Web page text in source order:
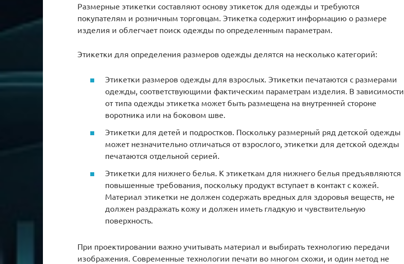
Размерные этикетки составляют основу этикеток для одежды и требуются
покупателям и розничным торговцам. Этикетка содержит информацию о размере
изделия и облегчает поиск одежды по определенным параметрам.
Этикетки для определения размеров одежды делятся на несколько категорий:
Этикетки размеров одежды для взрослых. Этикетки печатаются с размерами
одежды, соответствующими фактическим параметрам изделия. В зависимости
от типа одежды этикетка может быть размещена на внутренней стороне
воротника или на боковом шве.
Этикетки для детей и подростков. Поскольку размерный ряд детской одежды
может незначительно отличаться от взрослого, этикетки для детской одежды
печатаются отдельной серией.
Этикетки для нижнего белья. К этикеткам для нижнего белья предъявляются
повышенные требования, поскольку продукт вступает в контакт с кожей.
Материал этикетки не должен содержать вредных для здоровья веществ, не
должен раздражать кожу и должен иметь гладкую и чувствительную
поверхность.
При проектировании важно учитывать материал и выбирать технологию передачи
изображения. Современные технологии печати во многом схожи, и один метод не